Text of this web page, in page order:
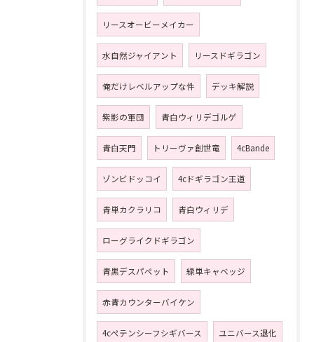
リースオービーメイカー
水自然ジャイアント リースドギラゴン
俺だけレベルアップな件 デッキ解説
紫影の軍団 青白ウィリデゴルゲ
青白天門 トリーヴァ創世竜 4cBande
ゾンビドッコイ 4cドギラゴン王道
青単カクラリコ 青白ウィリデ
ローグライクドギラゴン
青黒デスパペット 緑単キャベッジ
赤青カウンターバイケン
4cペテンシーフシギバース ユニバース退化